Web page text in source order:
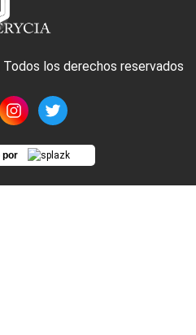
los derechos reservados
por